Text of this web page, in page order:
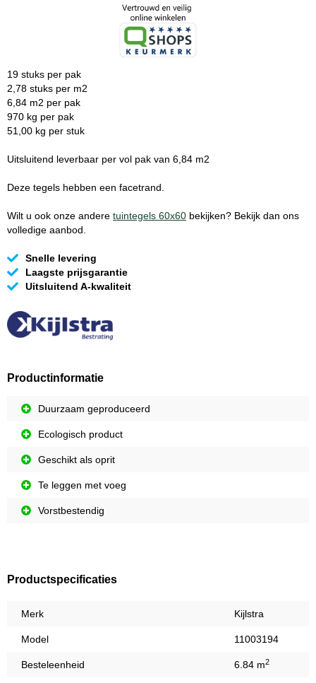
19 stuks per pak
2,78 stuks per m2
6,84 m2 per pak
970 kg per pak
51,00 kg per stuk
Uitsluitend leverbaar per vol pak van 6,84 m2
Deze tegels hebben een facetrand.
Wilt u ook onze andere tuintegels 60x60 bekijken? Bekijk dan ons
volledige aanbod.
Snelle levering
Laagste prijsgarantie
Uitsluitend A-kwaliteit
Productinformatie
Duurzaam geproduceerd
Ecologisch product
Geschikt als oprit
Te leggen met voeg
Vorstbestendig
Productspecificaties
Merk Kijlstra
Model 11003194
Besteleenheid 6.84 m2